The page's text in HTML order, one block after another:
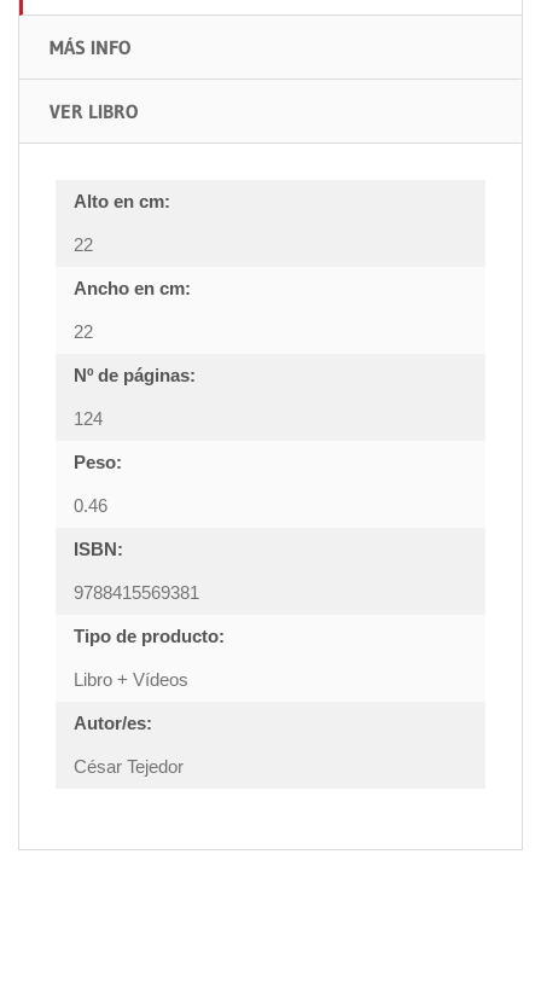
MÁS INFO
VER LIBRO
Alto en cm:
22
Ancho en cm:
22
Nº de páginas:
124
Peso:
0.46
ISBN:
9788415569381
Tipo de producto:
Libro + Vídeos
Autor/es:
César Tejedor